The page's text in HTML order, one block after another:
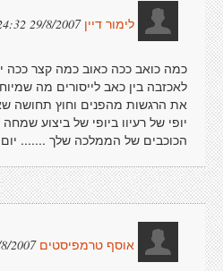
לימור דיין 29/8/2007 09:24:32
כמה כואב ככה כאוב כמה קצר ככה
לאכזבה בין כאב לייסורים מה
את הרגשות מהפנים וחוץ תחושה
יופי של רעיוו ביופי של ביצוע
הכוכבים של הממלכה שלך ....... יום
אוסף טרמפיסטים 13:56:59